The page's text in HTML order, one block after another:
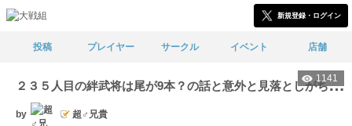
新規登録・ログイン
投稿 プレイヤー サークル イベント 店舗
1141２
３５人目の絆武将は尾が9本？の話と意外と見落としがちな事の話
by 超♂兄貴